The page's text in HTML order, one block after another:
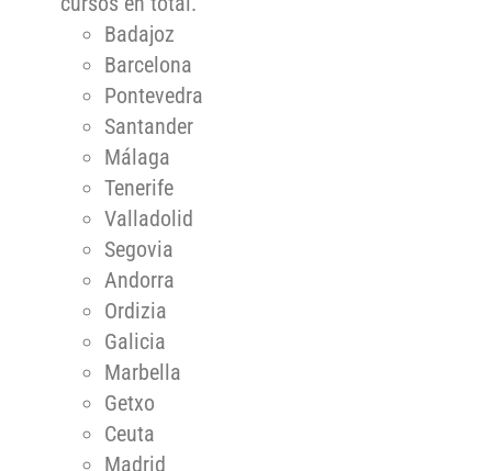
Badajoz
Barcelona
Pontevedra
Santander
Málaga
Tenerife
Valladolid
Segovia
Andorra
Ordizia
Galicia
Marbella
Getxo
Ceuta
Madrid